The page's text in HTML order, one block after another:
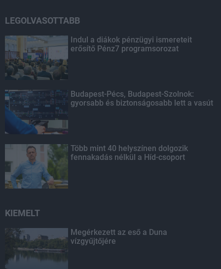
LEGOLVASOTTABB
Indul a diákok pénzügyi ismereteit
erősítő Pénz7 programsorozat
Budapest-Pécs, Budapest-Szolnok:
gyorsabb és biztonságosabb lett a vasút
Több mint 40 helyszínen dolgozik
fennakadás nélkül a Híd-csoport
KIEMELT
Megérkezett az eső a Duna
vízgyűjtőjére